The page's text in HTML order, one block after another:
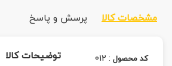
مشخصات کالا پرسش و پاسخ
کد محصول :
012 توضیحات کالا